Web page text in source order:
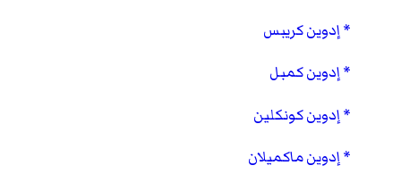
إدوين كريبس
إدوين كمبل
إدوين كونكلين
إدوين ماكميلان